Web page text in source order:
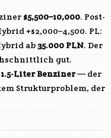
$5,500–10,000. Post-
+$2,000–4,500. PL:
ab35.000 PLN. Der
gut.
Liter Benziner— der
Strukturproblem, der